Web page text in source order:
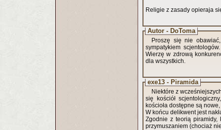
Religie z zasady opieraja
Autor - DoToma
Proszę się nie
sympatykiem
Wierzę w zdrową
dla wszystkich.
exe13 - Piramida
Niektóre z
się kościół
kościoła dostępne są
W końcu delikwent jest
Zgodnie z teorią piramidy,
przymuszaniem (chociaż